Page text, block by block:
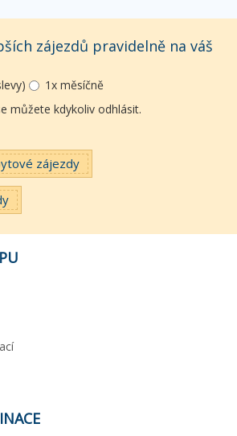
zájezdů pravidelně na váš
1x měsíčně
můžete kdykoliv odhlásit.
zájezdy